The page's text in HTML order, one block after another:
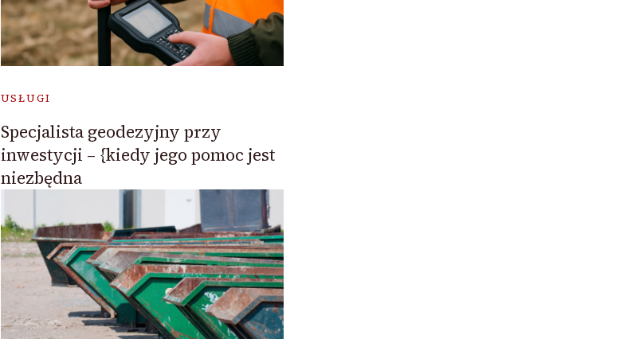
USŁUGI
Specjalista geodezyjny przy
inwestycji – {kiedy jego pomoc jest
niezbędna